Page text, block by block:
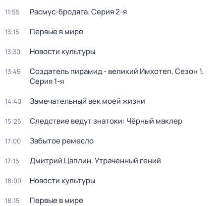
11:55 Расмус-бродяга. Серия 2-я
13:15 Первые в мире
13:30 Новости культуры
13:45 Создатель пирамид - великий Имхотеп. Сезон 1.
Серия 1-я
14:40 Замечательный век моей жизни
15:25 Следствие ведут знатоки: Чёрный маклер
17:00 Забытое ремесло
17:15 Дмитрий Цаплин. Утраченный гений
18:00 Новости культуры
18:15 Первые в мире